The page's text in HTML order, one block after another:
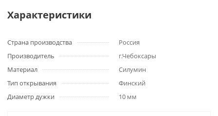
Характеристики
Страна производства
Россия
Производитель
г.Чебоксары
Материал
Силумин
Тип открывания
Финский
Диаметр дужки
10 мм